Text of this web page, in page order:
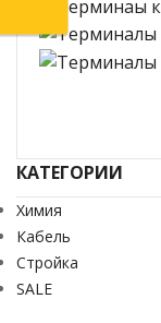
КАТЕГОРИИ
Химия
Кабель
Стройка
SALE